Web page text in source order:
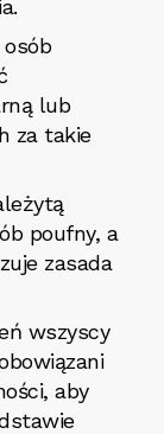
lub
za takie
poufny, a
zasada
wszyscy
aby